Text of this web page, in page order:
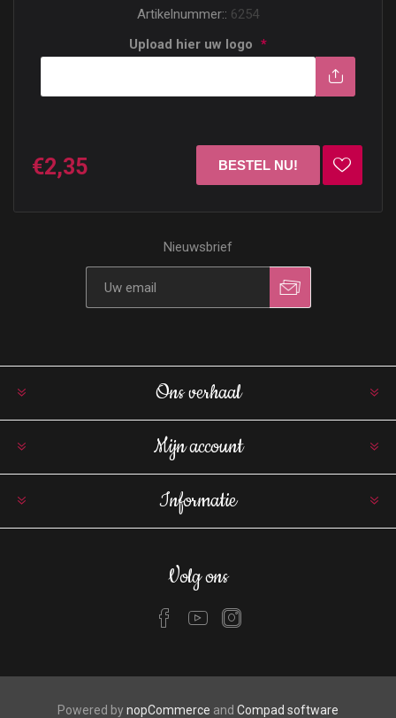
Artikelnummer:: 6254
Upload hier uw logo *
een
€2,35
Nieuwsbrief
Ons verhaal
Mijn account
Informatie
Volg ons
Powered bynopCommerce and Compad software